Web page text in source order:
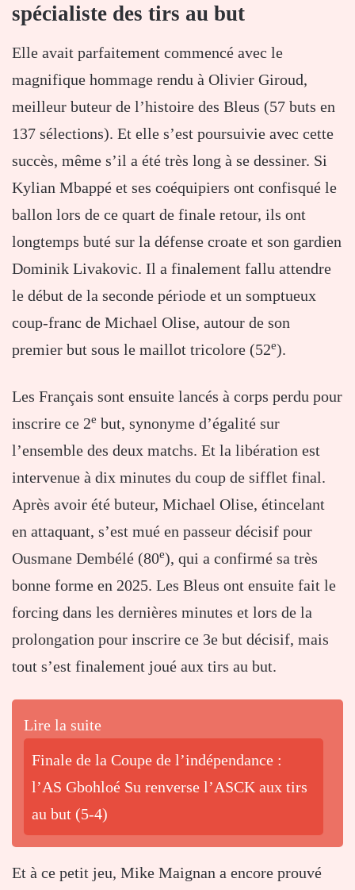
spécialiste des tirs au but
Elle avait parfaitement commencé avec le
magnifique hommage rendu à Olivier Giroud,
meilleur buteur de l’histoire des Bleus (57 buts en
137 sélections). Et elle s’est poursuivie avec cette
succès, même s’il a été très long à se dessiner. Si
Kylian Mbappé et ses coéquipiers ont confisqué le
ballon lors de ce quart de finale retour, ils ont
longtemps buté sur la défense croate et son gardien
Dominik Livakovic. Il a finalement fallu attendre
le début de la seconde période et un somptueux
coup-franc de Michael Olise, autour de son
premier but sous le maillot tricolore (52e).
Les Français sont ensuite lancés à corps perdu pour
inscrire ce 2e but, synonyme d’égalité sur
l’ensemble des deux matchs. Et la libération est
intervenue à dix minutes du coup de sifflet final.
Après avoir été buteur, Michael Olise, étincelant
en attaquant, s’est mué en passeur décisif pour
Ousmane Dembélé (80e), qui a confirmé sa très
bonne forme en 2025. Les Bleus ont ensuite fait le
forcing dans les dernières minutes et lors de la
prolongation pour inscrire ce 3e but décisif, mais
tout s’est finalement joué aux tirs au but.
Lire la suite
Finale de la Coupe de l’indépendance :
l’AS Gbohloé Su renverse l’ASCK aux tirs
au but (5-4)
Et à ce petit jeu, Mike Maignan a encore prouvé